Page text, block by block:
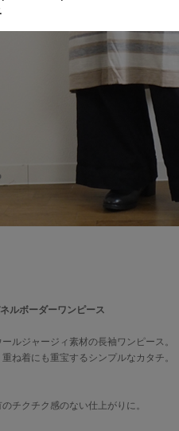
ルボーダーワンピース
ルジャージィ素材の長袖ワンピース。
ね着にも重宝するシンプルなカタチ。
チクチク感のない仕上がりに。